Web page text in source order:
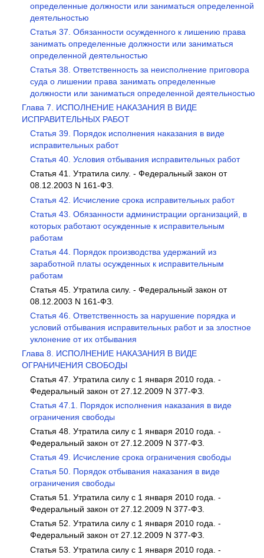
определенные должности или заниматься определенной
деятельностью
Статья 37. Обязанности осужденного к лишению права
занимать определенные должности или заниматься
определенной деятельностью
Статья 38. Ответственность за неисполнение приговора
суда о лишении права занимать определенные
должности или заниматься определенной деятельностью
Глава 7. ИСПОЛНЕНИЕ НАКАЗАНИЯ В ВИДЕ
ИСПРАВИТЕЛЬНЫХ РАБОТ
Статья 39. Порядок исполнения наказания в виде
исправительных работ
Статья 40. Условия отбывания исправительных работ
Статья 41. Утратила силу. - Федеральный закон от
08.12.2003 N 161-ФЗ.
Статья 42. Исчисление срока исправительных работ
Статья 43. Обязанности администрации организаций, в
которых работают осужденные к исправительным
работам
Статья 44. Порядок производства удержаний из
заработной платы осужденных к исправительным
работам
Статья 45. Утратила силу. - Федеральный закон от
08.12.2003 N 161-ФЗ.
Статья 46. Ответственность за нарушение порядка и
условий отбывания исправительных работ и за злостное
уклонение от их отбывания
Глава 8. ИСПОЛНЕНИЕ НАКАЗАНИЯ В ВИДЕ
ОГРАНИЧЕНИЯ СВОБОДЫ
Статья 47. Утратила силу с 1 января 2010 года. -
Федеральный закон от 27.12.2009 N 377-ФЗ.
Статья 47.1. Порядок исполнения наказания в виде
ограничения свободы
Статья 48. Утратила силу с 1 января 2010 года. -
Федеральный закон от 27.12.2009 N 377-ФЗ.
Статья 49. Исчисление срока ограничения свободы
Статья 50. Порядок отбывания наказания в виде
ограничения свободы
Статья 51. Утратила силу с 1 января 2010 года. -
Федеральный закон от 27.12.2009 N 377-ФЗ.
Статья 52. Утратила силу с 1 января 2010 года. -
Федеральный закон от 27.12.2009 N 377-ФЗ.
Статья 53. Утратила силу с 1 января 2010 года. -